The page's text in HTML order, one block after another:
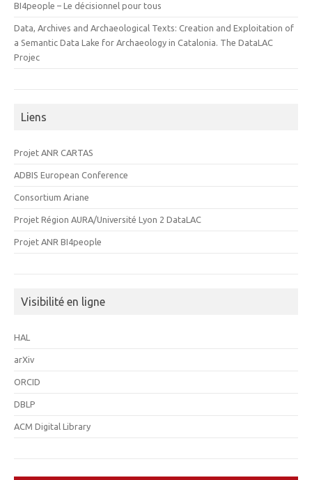
BI4people – Le décisionnel pour tous
Data, Archives and Archaeological Texts: Creation and Exploitation of
a Semantic Data Lake for Archaeology in Catalonia. The DataLAC
Projec
Liens
Projet ANR CARTAS
ADBIS European Conference
Consortium Ariane
Projet Région AURA/Université Lyon 2 DataLAC
Projet ANR BI4people
Visibilité en ligne
HAL
arXiv
ORCID
DBLP
ACM Digital Library